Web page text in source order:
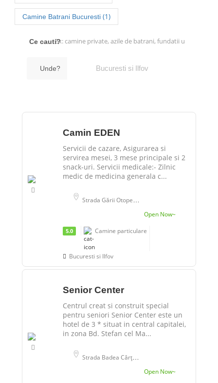
Camine Batrani Bucuresti (1)
Ce cauti?
Unde?
Camin EDEN
Servicii de cazare, Asigurarea si
servirea mesei, 3 mese principale si 2
snack-uri. Servicii medicale:- Zilnic
medic de medicina generala c...
Strada Gării Otopeni 62, Otopeni, România
Open Now~
5.0 Camine particulare
Bucuresti si Ilfov
Senior Center
Centrul creat si construit special
pentru seniori Senior Center este un
hotel de 3 * situat in central capitalei,
in zona Bd. Stefan cel Ma...
Strada Badea Cârțan 16, Bucharest, Romania
Open Now~